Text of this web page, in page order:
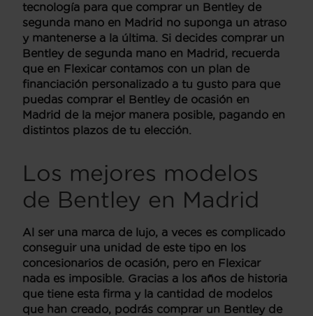
tecnología para que comprar un Bentley de
segunda mano en Madrid no suponga un atraso
y mantenerse a la última. Si decides comprar un
Bentley de segunda mano en Madrid , recuerda
que en Flexicar contamos con un plan de
financiación personalizado a tu gusto para que
puedas comprar el Bentley de ocasión en
Madrid de la mejor manera posible, pagando en
distintos plazos de tu elección.
Los mejores modelos
de Bentley en Madrid
Al ser una marca de lujo, a veces es complicado
conseguir una unidad de este tipo en los
concesionarios de ocasión, pero en Flexicar
nada es imposible. Gracias a los años de historia
que tiene esta firma y la cantidad de modelos
que han creado, podrás comprar un Bentley de